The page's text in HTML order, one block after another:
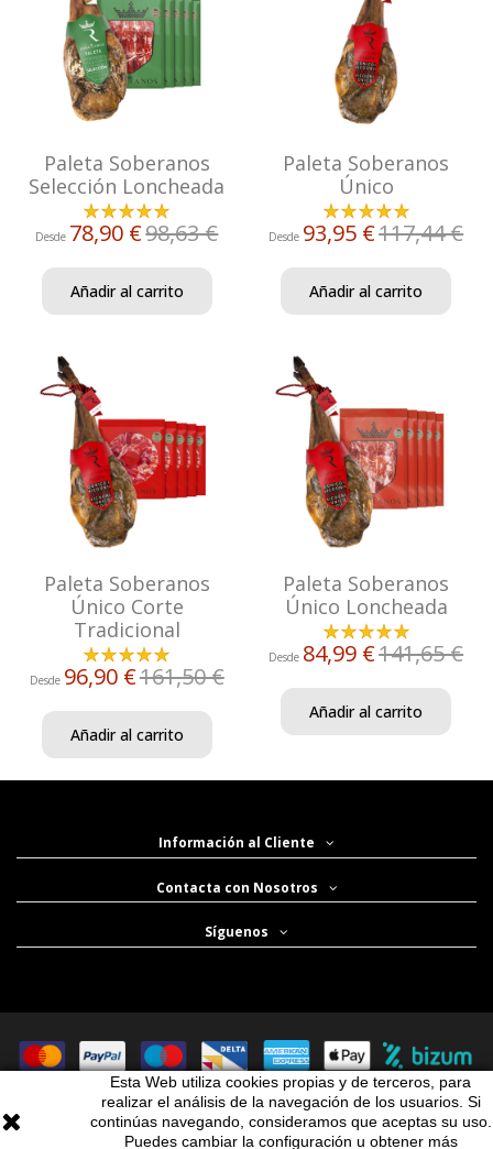
Esta Web utiliza cookies propias y de terceros, para
realizar el análisis de la navegación de los usuarios. Si
continúas navegando, consideramos que aceptas su uso.
Puedes cambiar la configuración u obtener más
Paleta Soberanos
Selección Loncheada
Desde 78,90 €98,63 €
Añadir al carrito
Paleta Soberanos
Único
Desde 93,95 €117,44 €
Añadir al carrito
Paleta Soberanos
Único Corte
Tradicional
Desde 96,90 €161,50 €
Añadir al carrito
Paleta Soberanos
Único Loncheada
Desde 84,99 €141,65 €
Añadir al carrito
Información al Cliente
Contacta con Nosotros
Síguenos
JAMONES IBÉRICOS DE BELLOTA | ENVÍOS GRATIS CON PEDIDOS SUPERIORES A
79€